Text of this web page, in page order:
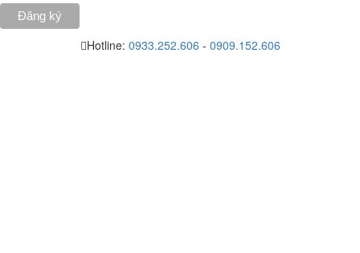
Hotline: 0933.252.606 - 0909.152.606